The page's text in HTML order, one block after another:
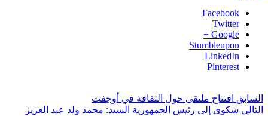
Facebook
Twitter
Google +
Stumbleupon
LinkedIn
Pinterest
السابق افتتاح ملتقى حول الثقافة في أوجفت
التالي شكوى إلى رئيس الجمهورية السيد: محمد ولد عبد العزيز